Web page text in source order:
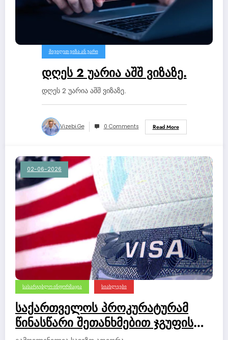
ᲛᲘᲕᲘᲦᲔᲗ ᲕᲘᲖᲐ ᲐᲜ ᲣᲐᲠᲘ
დღეს 2 უარია აშშ ვიზაზე.
დღეს 2 უარია აშშ ვიზაზე.
Vizebi.ge 0 Comments Read More
02-06-2026
ᲡᲐᲡᲐᲠᲒᲔᲑᲚᲝ ᲘᲜᲤᲝᲠᲛᲐᲪᲘᲐ ᲡᲘᲐᲮᲚᲔᲔᲑᲘ
საქართველოს პროკურატურამ
წინასწარი შეთანხმებით ჯგუფის